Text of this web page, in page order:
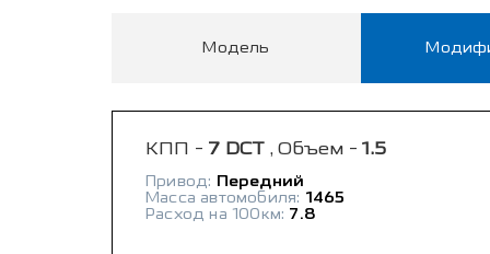
Модель
КПП - 7 DCT , Объем -1.5
Привод: Передний
Масса автомобиля: 1465
Расход на 100км: 7.8